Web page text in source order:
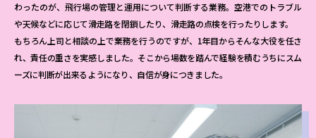
わったのが、飛行場の管理と運用について判断する業務。空港でのトラブル
や天候などに応じて滑走路を閉鎖したり、滑走路の点検を行ったりします。
もちろん上司と相談の上で業務を行うのですが、1年目からそんな大役を任さ
れ、責任の重さを実感しました。そこから場数を踏んで経験を積むうちにスム
ーズに判断が出来るようになり、自信が身につきました。